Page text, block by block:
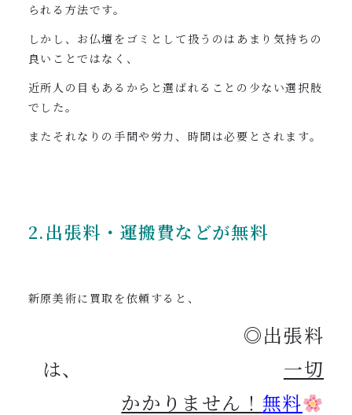
られる方法です。
しかし、お仏壇をゴミとして扱うのはあまり気持ちの
良いことではなく、
近所人の目もあるからと選ばれることの少ない選択肢
でした。
またそれなりの手間や労力、時間は必要とされます。
2.出張料・運搬費などが無料
新原美術に買取を依頼すると、
◎出張料
は、 一切
かかりません！ 無料